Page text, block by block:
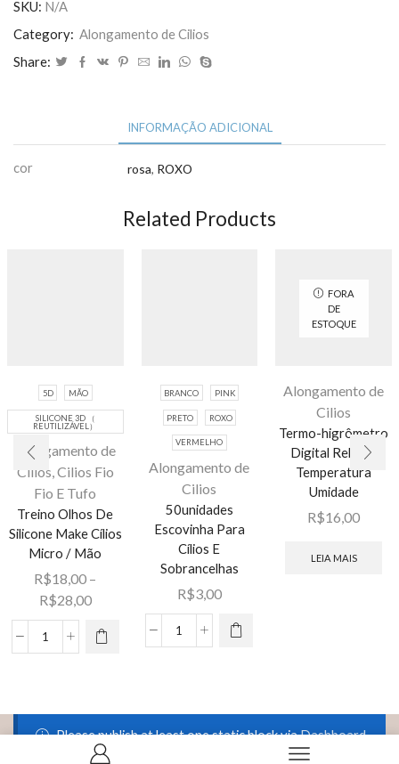
Silicone
Para
Extensão
x
SKU: N/A
Category: Alongamento de Cilios
Share:
INFORMAÇÃO ADICIONAL
cor rosa, ROXO
Related Products
5D MÃO
SILICONE 3D （
REUTILIZÁVEL）
Alongamento de
Cilios,Cilios Fio
Fio E Tufo
Treino Olhos De
Silicone Make Cílios
Micro / Mão
R$18,00 –
R$28,00Faixa
preço:
Treino
Silicone
Make
Este
produto
tem várias
variantes.
As opções
podem ser
do
produto
BRANCO PINK
PRETO ROXO
VERMELHO
Alongamento de
Cilios
50unidades
Escovinha Para
Cílios E
Sobrancelhas
R$3,00
50unidades
Este
produto
tem várias
variantes.
As opções
podem ser
FORA
DE
ESTOQUE
Alongamento de
Cilios
Termo-higrômetro
Digital Relógio
Temperatura
Umidade
R$16,00
LEIA MAIS
Please publish at least one static block viaDashboard
-> Static Blocks